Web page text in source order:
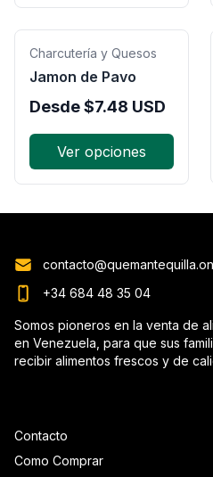
Charcutería y Quesos
Jamon de Pavo
Desde$7.48 USD
Ver opciones
Contacto
Como Comprar
+34 684 48 35 04
Somos pioneros en la venta de
en Venezuela, para que sus
recibir alimentos frescos y de